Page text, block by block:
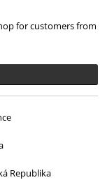
for customers from
Republika
2021
1,71
nunca
los vaqueros de
la calidad del